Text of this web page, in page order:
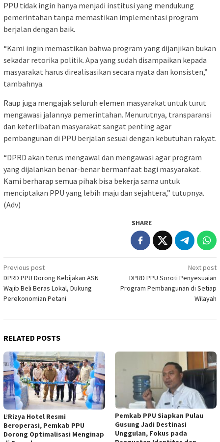
PPU tidak ingin hanya menjadi institusi yang mendukung
pemerintahan tanpa memastikan implementasi program
berjalan dengan baik.
“Kami ingin memastikan bahwa program yang dijanjikan bukan
sekadar retorika politik. Apa yang sudah disampaikan kepada
masyarakat harus direalisasikan secara nyata dan konsisten,”
tambahnya.
Raup juga mengajak seluruh elemen masyarakat untuk turut
mengawasi jalannya pemerintahan. Menurutnya, transparansi
dan keterlibatan masyarakat sangat penting agar
pembangunan di PPU berjalan sesuai dengan kebutuhan rakyat.
“DPRD akan terus mengawal dan mengawasi agar program
yang dijalankan benar-benar bermanfaat bagi masyarakat.
Kami berharap semua pihak bisa bekerja sama untuk
menciptakan PPU yang lebih maju dan sejahtera,” tutupnya.
(Adv)
SHARE
Post
navigation
Previous post
DPRD PPU Dorong Kebijakan ASN
Wajib Beli Beras Lokal, Dukung
Perekonomian Petani
Next post
DPRD PPU Soroti Penyesuaian
Program Pembangunan di Setiap
Wilayah
RELATED POSTS
L’Rizya Hotel Resmi
Beroperasi, Pemkab PPU
Dorong Optimalisasi Menginap
Pemkab PPU Siapkan Pulau
Gusung Jadi Destinasi
Unggulan, Fokus pada